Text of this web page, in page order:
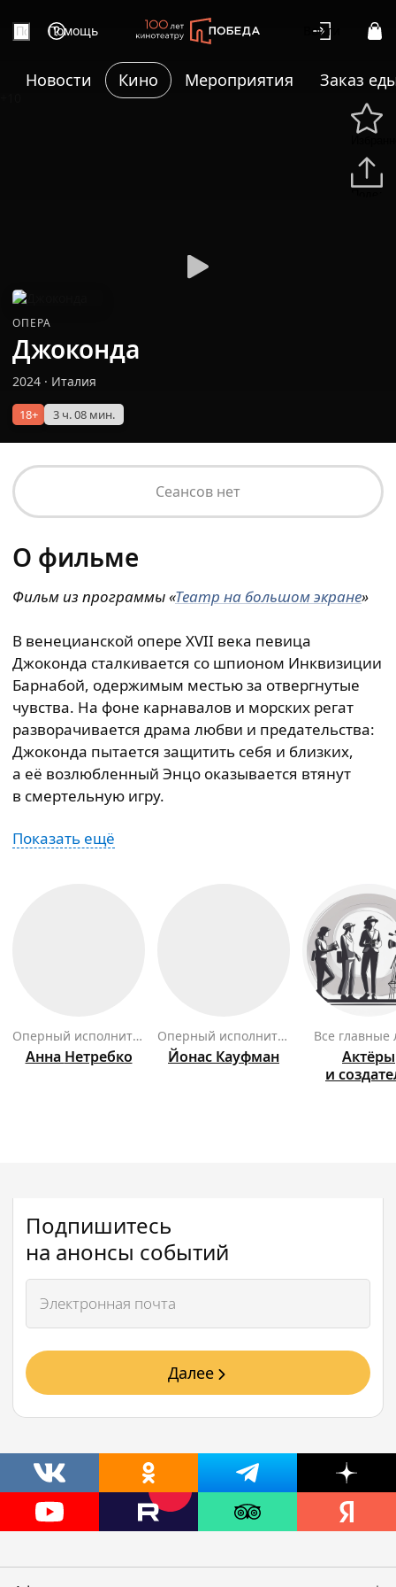
Помощь Войти
Новости Кино Мероприятия Заказ
ОПЕРА
Джоконда
2024 · Италия
18+ 3 ч. 08 мин.
Сеансов нет
О фильме
Фильм из программы«Театр на большом экране»
В венецианской опере XVII века певица
Джоконда сталкивается со шпионом Инквизиции
Барнабой, одержимым местью за отвергнутые
чувства. На фоне карнавалов и морских регат
разворачивается драма любви и предательства:
Джоконда пытается защитить себя и близких,
а её возлюбленный Энцо оказывается втянут
в смертельную игру.
Показать ещё
оперный исполнитель
Анна Нетребко
оперный исполнитель
Йонас Кауфман
Все
Актёры
и
Подпишитесь
на анонсы событий
Далее